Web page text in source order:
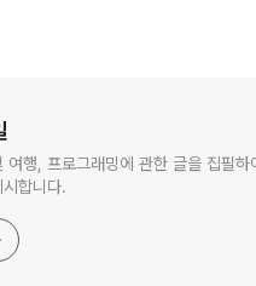
여행, 프로그래밍에 관한 글을 집필하
합니다.